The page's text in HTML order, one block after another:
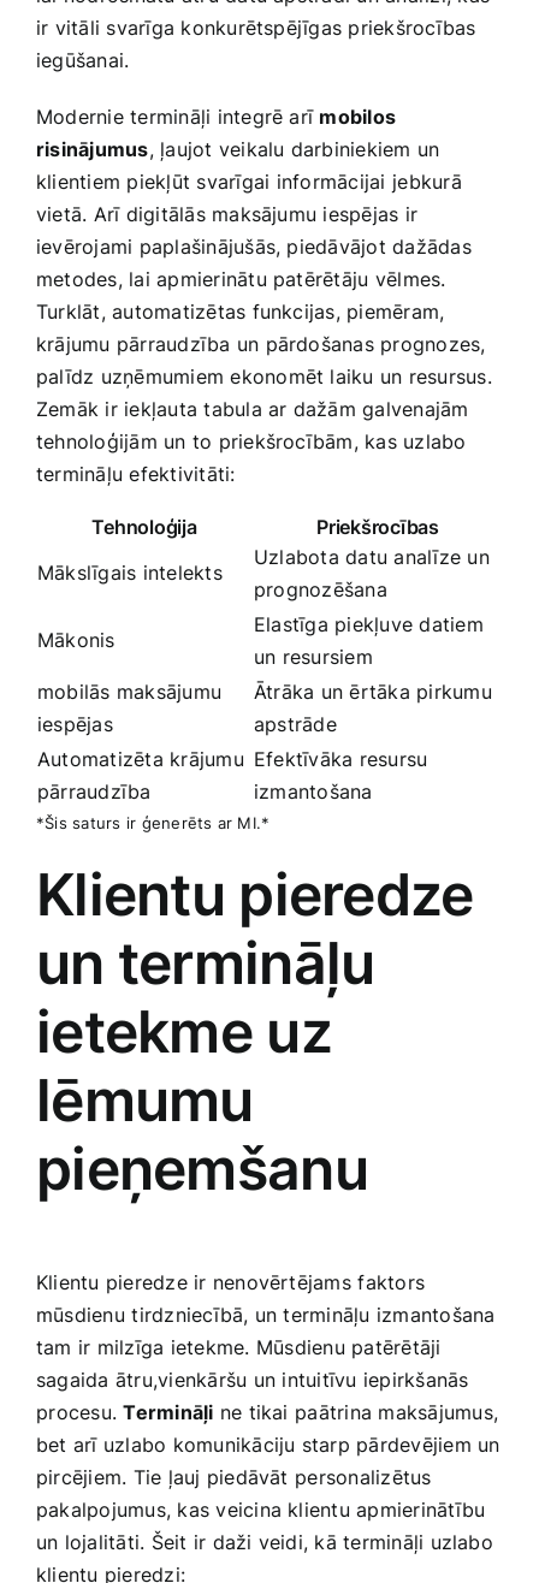
ir vitāli svarīga konkurētspējīgas priekšrocības
iegūšanai.
Modernie termināļi integrē arī mobilos
risinājumus, ļaujot veikalu darbiniekiem un
klientiem piekļūt svarīgai⁤ informācijai⁣ jebkurā
vietā.‍ Arī digitālās ​maksājumu ​iespējas ir
ievērojami paplašinājušās, piedāvājot dažādas
metodes, lai apmierinātu patērētāju ⁢vēlmes.
Turklāt, automatizētas funkcijas, piemēram,
krājumu pārraudzība un pārdošanas prognozes,
palīdz uzņēmumiem ekonomēt laiku un resursus.
Zemāk ir iekļauta tabula ar​ dažām galvenajām
tehnoloģijām un to priekšrocībām, kas uzlabo​
termināļu‍ efektivitāti:
Tehnoloģija
Priekšrocības
Mākslīgais intelekts
Uzlabota datu analīze un
prognozēšana
Mākonis
Elastīga piekļuve datiem
un resursiem
mobilās maksājumu
iespējas
Ātrāka un ērtāka pirkumu
apstrāde
Automatizēta krājumu
pārraudzība
Efektīvāka resursu
izmantošana
*Šis saturs ir ģenerēts ar MI.*
Klientu pieredze
un ​termināļu
ietekme uz
lēmumu
pieņemšanu
Klientu pieredze ir nenovērtējams ⁢faktors
mūsdienu⁣ tirdzniecībā, un termināļu izmantošana
tam ir milzīga ietekme.⁤ Mūsdienu patērētāji
sagaida ātru,vienkāršu un ⁢intuitīvu iepirkšanās
⁤procesu.Termināļi ne tikai⁢ paātrina maksājumus,
bet arī ‌uzlabo komunikāciju starp pārdevējiem un
pircējiem. Tie ļauj piedāvāt ⁢personalizētus
pakalpojumus, kas veicina klientu apmierinātību
un lojalitāti. Šeit ir daži veidi, kā termināļi uzlabo
klientu pieredzi: